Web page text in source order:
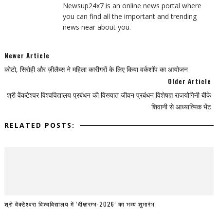
Newsup24x7 is an online news portal where
you can find all the important and trending
news near about you.
Newer Article
कोटो, सिरोही और ज़ीलैब्स ने महिला कारीगरों के लिए किया वर्कशॉप का आयोजन
Older Article
श्री वेंकटेश्वर विश्वविद्यालय प्रबंधन की विख्यात जीवन प्रबंधन विशेषज्ञ राजयोगिनी बीके
शिवानी से आध्यात्मिक भेंट
RELATED POSTS:
श्री वेंक्टेश्वरा विश्वविद्यालय में ‘दीक्षारम्भ-2026’ का भव्य शुभारंभ